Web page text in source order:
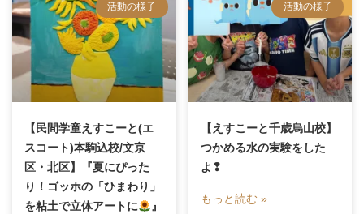
活動の様子
【民間学童えすこーと(エ
スコート)本駒込校/文京
区・北区】『夏にぴった
り！ゴッホの「ひまわり」
を粘土で立体アートに
』
活動の様子
【えすこーと千歳烏山校】
つかめる水の実験をした
よ❢
もっと読む »